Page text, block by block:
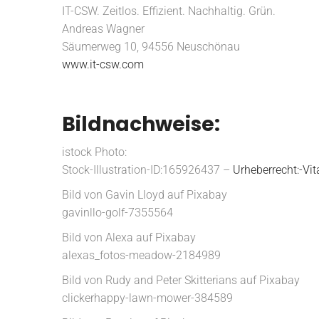
IT-CSW. Zeitlos. Effizient. Nachhaltig. Grün.
Andreas Wagner
Säumerweg 10, 94556 Neuschönau
www.it-csw.com
Bildnachweise:
istock Photo:
Stock-Illustration-ID:165926437 – Urheberrecht:-
Bild von Gavin Lloyd auf Pixabay
gavinllo-golf-7355564
Bild von Alexa auf Pixabay
alexas_fotos-meadow-2184989
Bild von Rudy and Peter Skitterians auf Pixabay
clickerhappy-lawn-mower-384589